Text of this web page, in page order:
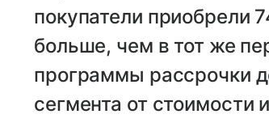
покупатели приобрели
больше, чем в тот же
программы рассрочки
сегмента от стоимости